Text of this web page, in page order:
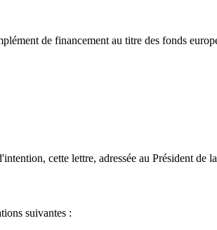
de financement au titre des fonds
cette lettre, adressée au Président de
suivantes :